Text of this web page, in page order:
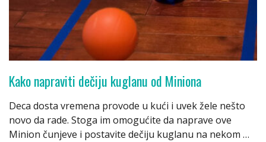
Kako napraviti dečiju kuglanu od Miniona
Deca dosta vremena provode u kući i uvek žele nešto
novo da rade. Stoga im omogućite da naprave ove
Minion čunjeve i postavite dečiju kuglanu na nekom …